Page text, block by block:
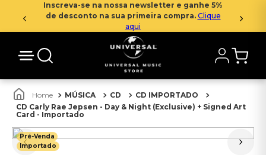
Inscreva-se na nossa newsletter e ganhe 5%
de desconto na sua primeira compra. Clique
aqui
MÚSICA CD
CD IMPORTADO
CD Carly Rae Jepsen - Day & Night (Exclusive) + Signed Art
Card - Importado
Pré-Venda
Importado